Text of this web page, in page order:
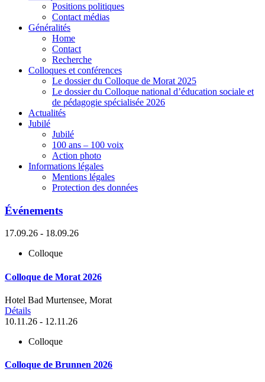
Positions politiques
Contact médias
Généralités
Home
Contact
Recherche
Colloques et conférences
Le dossier du Colloque de Morat 2025
Le dossier du Colloque national d’éducation sociale et
de pédagogie spécialisée 2026
Actualités
Jubilé
Jubilé
100 ans – 100 voix
Action photo
Informations légales
Mentions légales
Protection des données
Événements
17.09.26 - 18.09.26
Colloque
Colloque de Morat 2026
Hotel Bad Murtensee, Morat
Détails
10.11.26 - 12.11.26
Colloque
Colloque de Brunnen 2026